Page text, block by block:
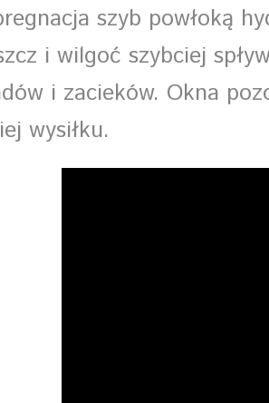
szyb powłoką
i wilgoć szybciej
i zacieków. Okna
wysiłku.